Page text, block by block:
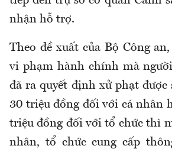
nhận hỗ trợ.
Theo đề xuất của Bộ Công
vi phạm hành chính mà
đã ra quyết định xử phạt được
30 triệu đồng đối với cá nhân
triệu đồng đối với tổ chức thì
nhân, tổ chức cung cấp